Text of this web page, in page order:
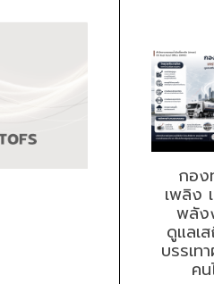
กอง
เพลิง
พลัง
ดูแลเ
บรรเท
ค